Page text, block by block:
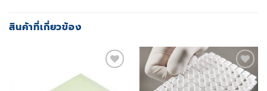
สินค้าที่เกี่ยวข้อง
wishlist
Add to
wishlist